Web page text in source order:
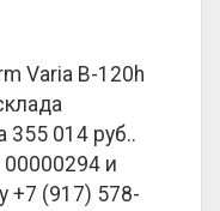
Varia B-120h
355 014 руб..
00000294 и
+7 (917) 578-